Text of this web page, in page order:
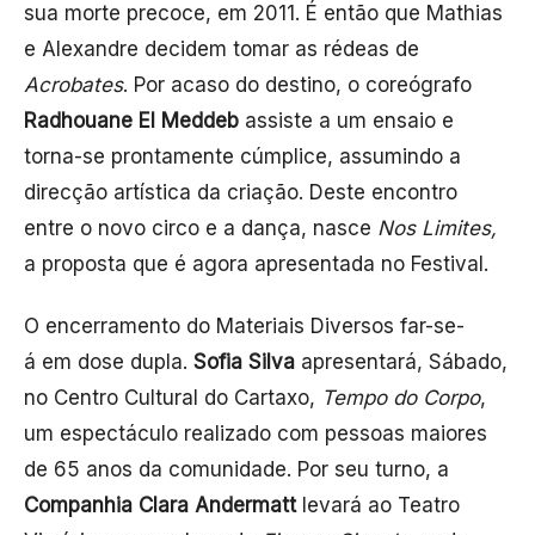
sua morte precoce, em 2011. É então que Mathias
e Alexandre decidem tomar as rédeas de
Acrobates. Por acaso do destino, o coreógrafo
Radhouane El Meddeb assiste a um ensaio e
torna-se prontamente cúmplice, assumindo a
direcção artística da criação. Deste encontro
entre o novo circo e a dança, nasce Nos Limites,
a proposta que é agora apresentada no Festival.
O encerramento do Materiais Diversos far-se-
á em dose dupla. Sofia Silva apresentará, Sábado,
no Centro Cultural do Cartaxo, Tempo do Corpo,
um espectáculo realizado com pessoas maiores
de 65 anos da comunidade. Por seu turno, a
Companhia Clara Andermatt levará ao Teatro